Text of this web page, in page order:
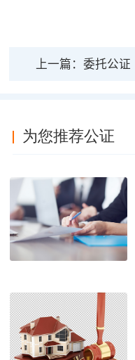
上一篇： 委托公证
为您推荐公证